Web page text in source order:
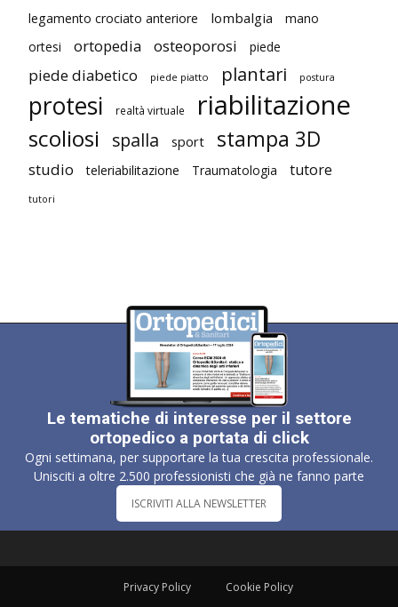
legamento crociato anteriore lombalgia
mano
ortesi
ortopedia osteoporosi piede
piede diabetico piede piatto plantari postura
protesi realtà virtuale riabilitazione
scoliosi spalla sport stampa 3D
studio teleriabilitazione Traumatologia tutore
tutori
Le tematiche di interesse per il settore
ortopedico a portata di click
Ogni settimana, per supportare la tua crescita professionale.
Unisciti a oltre 2.500 professionisti che già ne fanno parte
ISCRIVITI ALLA NEWSLETTER
Privacy Policy Cookie Policy